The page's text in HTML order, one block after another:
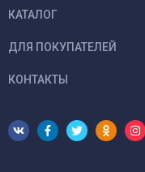
КАТАЛОГ
ДЛЯ ПОКУПАТЕЛЕЙ
КОНТАКТЫ